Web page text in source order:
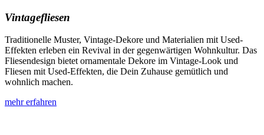
Vintagefliesen
Traditionelle Muster, Vintage-Dekore und Materialien mit Used-
Effekten erleben ein Revival in der gegenwärtigen Wohnkultur. Das
Fliesendesign bietet ornamentale Dekore im Vintage-Look und
Fliesen mit Used-Effekten, die Dein Zuhause gemütlich und
wohnlich machen.
mehr erfahren